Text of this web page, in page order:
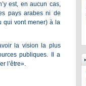
est, en aucun cas,
pays arabes ni de
qui vont mener) à la
la vision la plus
publiques. Il a
l’être».